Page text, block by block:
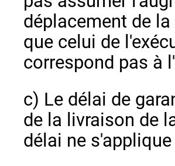
déplacement de
que celui de
correspond pas à
c) Le délai de
de la livraison de
délai ne